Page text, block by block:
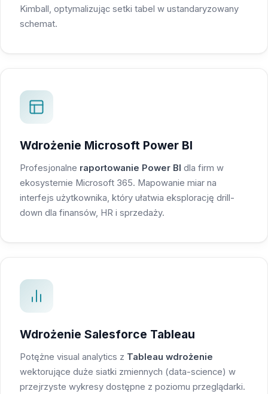
Kimball, optymalizując setki tabel w ustandaryzowany
schemat.
Wdrożenie Microsoft Power BI
Profesjonalne raportowanie Power BI dla firm w
ekosystemie Microsoft 365. Mapowanie miar na
interfejs użytkownika, który ułatwia eksplorację drill-
down dla finansów, HR i sprzedaży.
Wdrożenie Salesforce Tableau
Potężne visual analytics z Tableau wdrożenie
wektorujące duże siatki zmiennych (data-science) w
przejrzyste wykresy dostępne z poziomu przeglądarki.